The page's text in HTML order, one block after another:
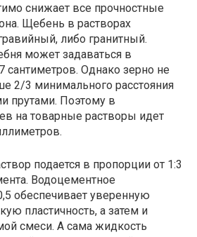
снижает все прочностные
Щебень в растворах
либо гранитный.
может задаваться в
сантиметров. Однако зерно не
2/3 минимального расстояния
прутами. Поэтому в
на товарные растворы идет
подается в пропорции от 1:3
Водоцементное
обеспечивает уверенную
пластичность, а затем и
смеси. А сама жидкость